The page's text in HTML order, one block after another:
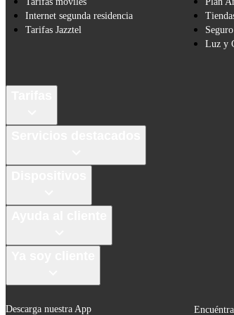
Internet segunda residencia
Tarifas Jazztel
Luz y
Descarga nuestra App